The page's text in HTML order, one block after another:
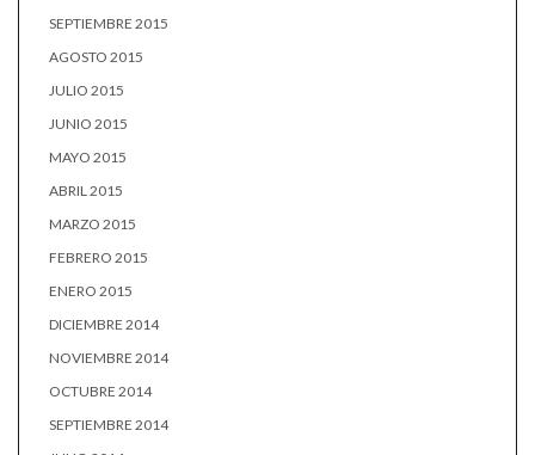
SEPTIEMBRE 2015
AGOSTO 2015
JULIO 2015
JUNIO 2015
MAYO 2015
ABRIL 2015
MARZO 2015
FEBRERO 2015
ENERO 2015
DICIEMBRE 2014
NOVIEMBRE 2014
OCTUBRE 2014
SEPTIEMBRE 2014